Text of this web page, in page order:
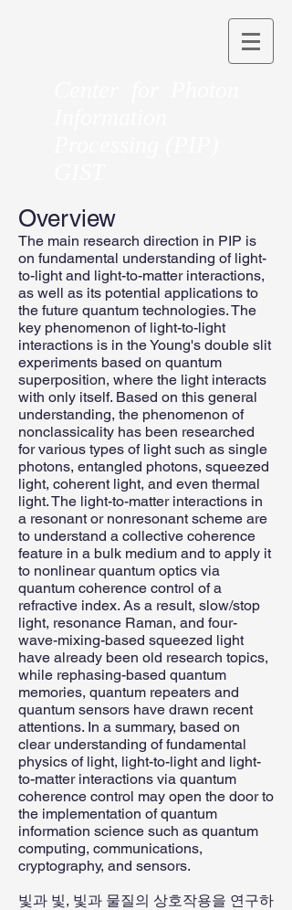
Overview
The main research direction in PIP is
on fundamental understanding of light-
to-light and light-to-matter interactions,
as well as its potential applications to
the future quantum technologies. The
key phenomenon of light-to-light
interactions is in the Young's double slit
experiments based on quantum
superposition, where the light interacts
with only itself. Based on this general
understanding, the phenomenon of
nonclassicality has been researched
for various types of light such as single
photons, entangled photons, squeezed
light, coherent light, and even thermal
light. The light-to-matter interactions in
a resonant or nonresonant scheme are
to understand a collective coherence
feature in a bulk medium and to apply it
to nonlinear quantum optics via
quantum coherence control of a
refractive index. As a result, slow/stop
light, resonance Raman, and four-
wave-mixing-based squeezed light
have already been old research topics,
while rephasing-based quantum
memories, quantum repeaters and
quantum sensors have drawn recent
attentions. In a summary, based on
clear understanding of fundamental
physics of light, light-to-light and light-
to-matter interactions via quantum
coherence control may open the door to
the implementation of quantum
information science such as quantum
computing, communications,
cryptography, and sensors.
빛과 빛, 빛과 물질의 상호작용을 연구하